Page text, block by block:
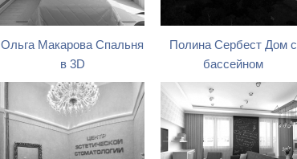
Ольга Макарова Спальня
в 3D
Полина Сербест Дом с
бассейном